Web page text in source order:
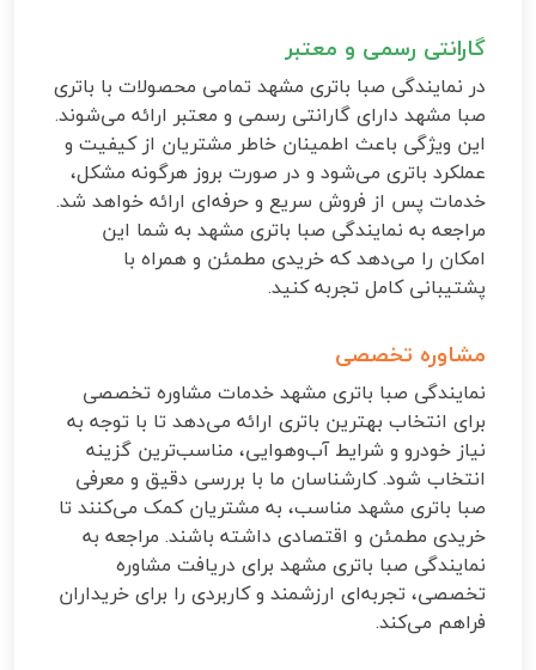
گارانتی رسمی و معتبر
در نمایندگی صبا باتری مشهد تمامی محصولات با باتری
صبا مشهد دارای گارانتی رسمی و معتبر ارائه می‌شوند.
این ویژگی باعث اطمینان خاطر مشتریان از کیفیت و
عملکرد باتری می‌شود و در صورت بروز هرگونه مشکل،
خدمات پس از فروش سریع و حرفه‌ای ارائه خواهد شد.
مراجعه به نمایندگی صبا باتری مشهد به شما این
امکان را می‌دهد که خریدی مطمئن و همراه با
پشتیبانی کامل تجربه کنید.
مشاوره تخصصی
نمایندگی صبا باتری مشهد خدمات مشاوره تخصصی
برای انتخاب بهترین باتری ارائه می‌دهد تا با توجه به
نیاز خودرو و شرایط آب‌وهوایی، مناسب‌ترین گزینه
انتخاب شود. کارشناسان ما با بررسی دقیق و معرفی
صبا باتری مشهد مناسب، به مشتریان کمک می‌کنند تا
خریدی مطمئن و اقتصادی داشته باشند. مراجعه به
نمایندگی صبا باتری مشهد برای دریافت مشاوره
تخصصی، تجربه‌ای ارزشمند و کاربردی را برای خریداران
فراهم می‌کند.